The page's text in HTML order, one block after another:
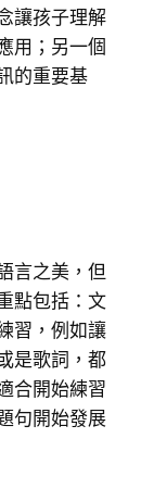
讓孩子理解
用；另一個
的重要基
言之美，但
點包括：文
習，例如讓
是歌詞，都
合開始練習
句開始發展